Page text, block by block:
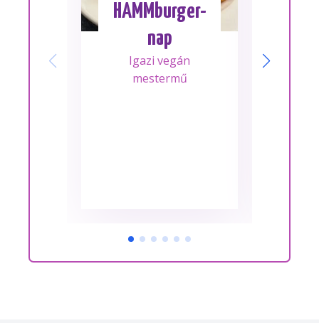
HAMMburger-
nap
Igazi vegán
mestermű